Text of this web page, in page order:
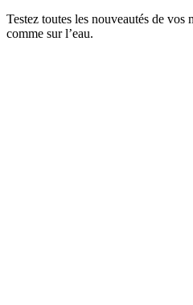
Testez toutes les nouveautés de vos
comme sur l’eau.